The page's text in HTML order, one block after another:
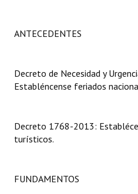
Carta Orgánica 2007
Digesto
DOCUMENTOS
ANTECEDENTES
Decreto de Necesidad y
Establéncense feriados
Decreto 1768-2013:
turísticos.
FUNDAMENTOS